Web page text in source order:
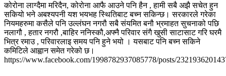
कोरोना लाग्दैमा मरिदैन, कोरोना आफै आउने पनि हैन , हामी सबै अझै सचेत हुन
सकियो भने अबश्यपनी यश भयभह स्थितिबाट बच्न सकिन्छ। सरकारले गरेका
नियमहरुमा कसैले पनि उल्लंघन नगरौ सबै संयमित बनौ भ्रमाहत सुचनाको पछि
नलागौ , हतार नगरौ ,बाहिर ननिस्कौ,अफ्नै परिवार संगै खुसी साटासाट गरि घरमै
भित्र रमाउ , परिवारलाइ समय पनि हुने भयो । यसबाट पनि बच्न सकिने
कमिटिले आह्वान समेत गरेको छ।
https://www.facebook.com/1998782937085778/posts/